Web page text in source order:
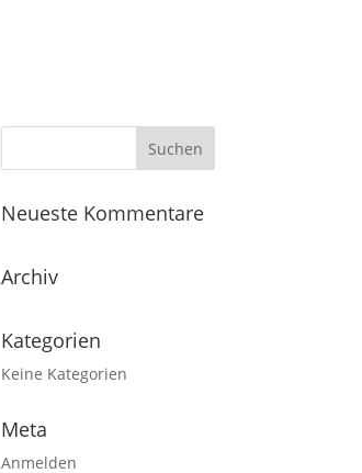
Neueste Kommentare
Archiv
Kategorien
Keine Kategorien
Meta
Anmelden